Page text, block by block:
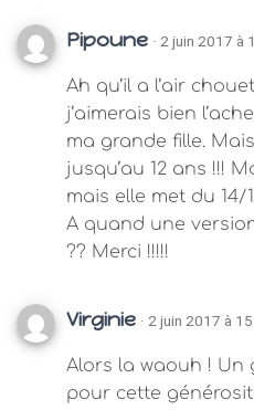
Pipoune · 2 juin 2017 à
Ah qu’il a l’air
j’aimerais bien
ma grande fille.
jusqu’au 12 ans !!!
mais elle met du 14/
A quand une
?? Merci !!!!!
Virginie · 2 juin 2017 à
Alors la waouh ! Un
pour cette